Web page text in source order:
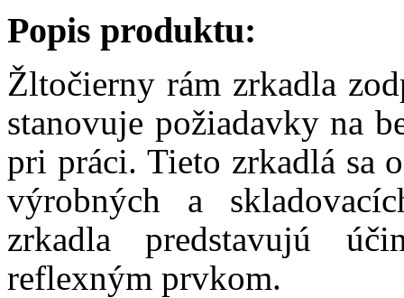
Popis produktu:
Žltočierny rám zrkadla
stanovuje požiadavky na
pri práci. Tieto zrkadlá sa
výrobných a
zrkadla predstavujú
reflexným prvkom.